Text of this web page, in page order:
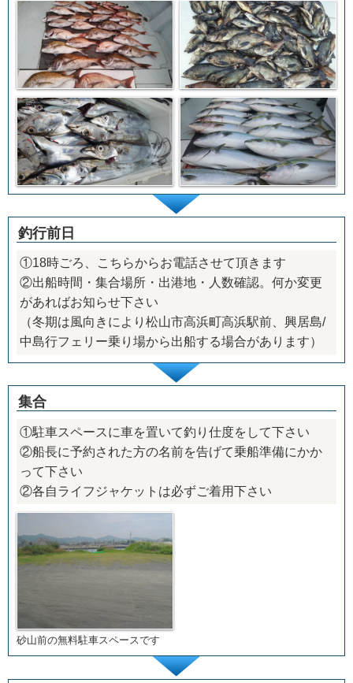
釣行前日
①18時ごろ、こちらからお電話させて頂きます
②出船時間・集合場所・出港地・人数確認。何か変更
があればお知らせ下さい
（冬期は風向きにより松山市高浜町高浜駅前、興居島/
中島行フェリー乗り場から出船する場合があります）
集合
①駐車スペースに車を置いて釣り仕度をして下さい
②船長に予約された方の名前を告げて乗船準備にかか
って下さい
②各自ライフジャケットは必ずご着用下さい
砂山前の無料駐車スペースです